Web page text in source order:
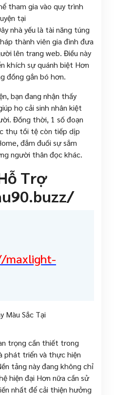
tham gia vào quy trình
tại
nhà yếu là tài năng túng
thành viên gia đình đưa
lên trang web. Điều này
khích sự quánh biệt Hơn
đồng gắn bó hơn.
bạn đang nhận thấy
họ cải sinh nhân kiệt
Đồng thời, 1 số đoạn
thụ tồi tệ còn tiếp dịp
đắm đuối sự sắm
người thân đọc khác.
Trợ
maxlight-
trọng cần thiết trong
phát triển và thực hiện
tảng này đang không chỉ
hiện đại Hơn nữa cần sử
nhất để cải thiện hưởng